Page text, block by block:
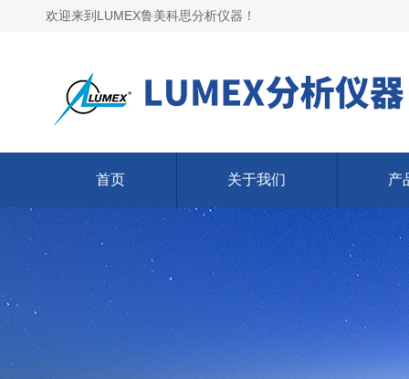
欢迎来到LUMEX鲁美科思分析仪器！
首页 关于我们 产